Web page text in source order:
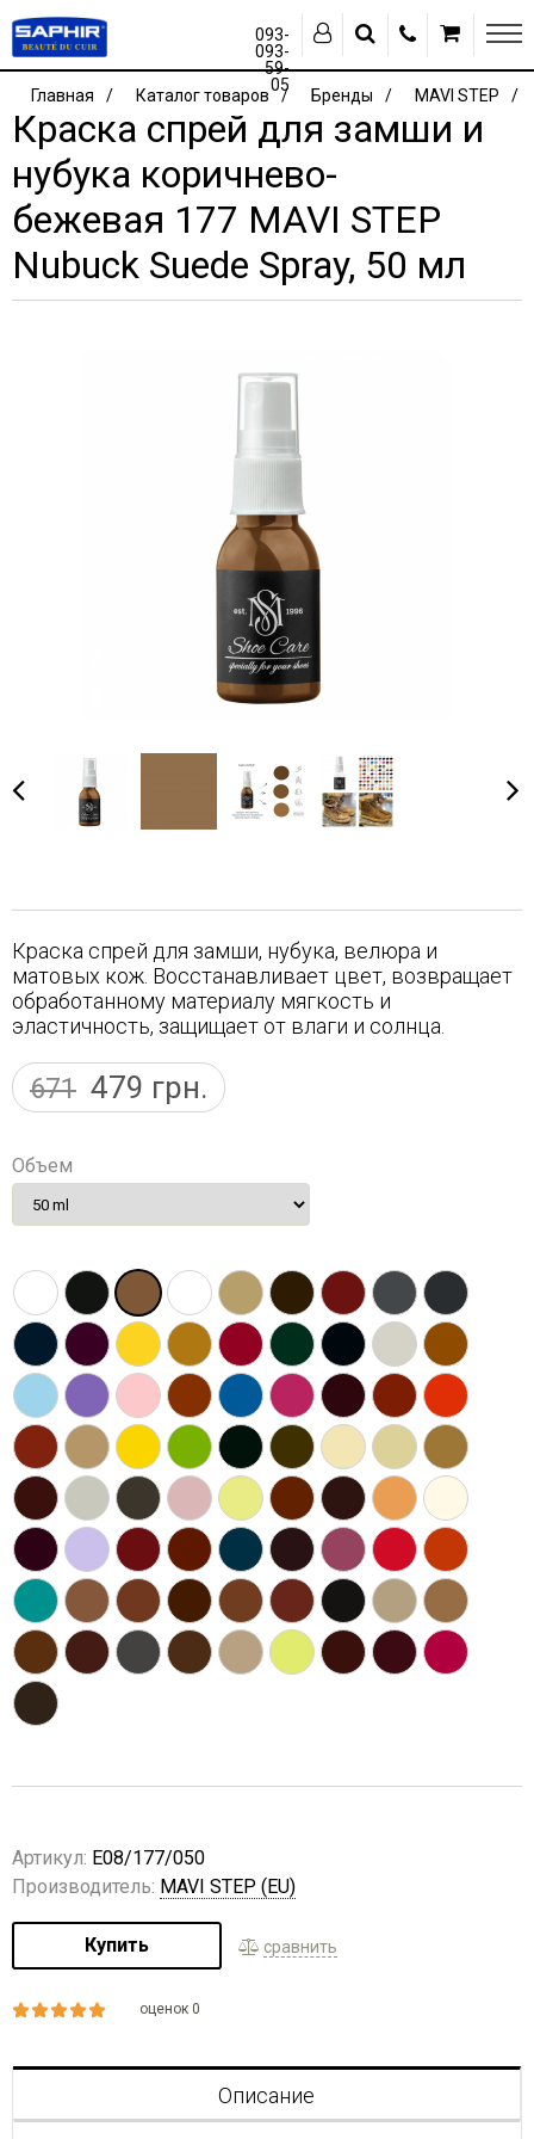
093-
093-
59-
05
Главная Каталог товаров Бренды MAVI STEP
Краска спрей для замши и
нубука коричнево-
бежевая 177 MAVI STEP
Nubuck Suede Spray, 50 мл
Краска спрей для замши, нубука, велюра и
матовых кож. Восстанавливает цвет, возвращает
обработанному материалу мягкость и
эластичность, защищает от влаги и солнца.
671 479 грн.
Объем
Артикул: E08/177/050
Производитель: MAVI STEP (EU)
Купить сравнить
оценок 0
Описание